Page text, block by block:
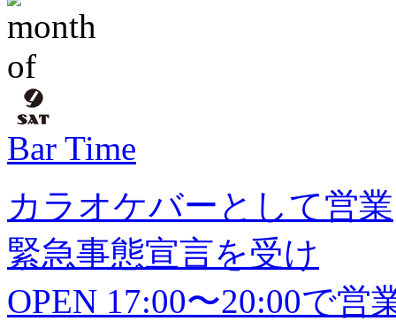
Bar Time
カラオケバーとして営業
緊急事態宣言を受け
OPEN 17:00〜20:00で営